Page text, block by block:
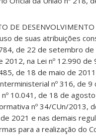
DE
uso de suas atribuições
de 22 de setembro de
na Lei nº 12.990
de 18 de maio de
nº 316, de 9
10.041, de 18 de
nº 34/CUn/2013,
2021 e nas demais
para a realização do